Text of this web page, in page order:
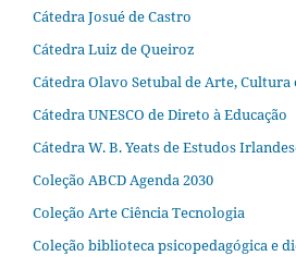
Cátedra Josué de Castro
Cátedra Luiz de Queiroz
Cátedra Olavo Setubal de Arte, Cultura
Cátedra UNESCO de Direto à Educação
Cátedra W. B. Yeats de Estudos
Coleção ABCD Agenda 2030
Coleção Arte Ciência Tecnologia
Coleção biblioteca psicopedagógica e